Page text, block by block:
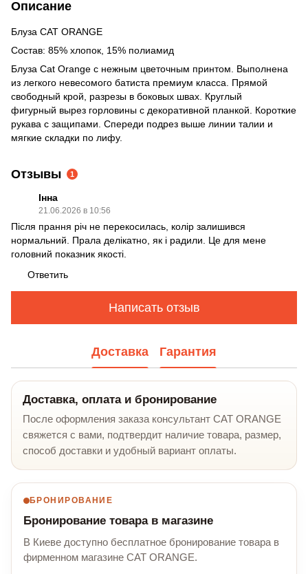
Описание
Блуза CAT ORANGE
Состав: 85% хлопок, 15% полиамид
Блуза Cat Orange с нежным цветочным принтом. Выполнена
из легкого невесомого батиста премиум класса. Прямой
свободный крой, разрезы в боковых швах. Круглый
фигурный вырез горловины с декоративной планкой. Короткие
рукава с защипами. Спереди подрез выше линии талии и
мягкие складки по лифу.
Отзывы 1
Інна
21.06.2026 в 10:56
Після прання річ не перекосилась, колір залишився
нормальний. Прала делікатно, як і радили. Це для мене
головний показник якості.
Ответить
Написать отзыв
Доставка Гарантия
Доставка, оплата и бронирование
После оформления заказа консультант CAT ORANGE
свяжется с вами, подтвердит наличие товара, размер,
способ доставки и удобный вариант оплаты.
БРОНИРОВАНИЕ
Бронирование товара в магазине
В Киеве доступно бесплатное бронирование товара в
фирменном магазине CAT ORANGE.